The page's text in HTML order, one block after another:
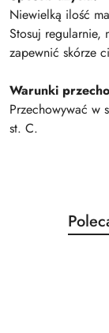
Niewielką ilość
Stosuj regularnie,
zapewnić skórze
Warunki
Przechowywać w
st. C.
Pomiń
o